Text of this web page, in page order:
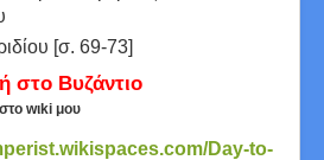
[σ. 69-73]
στο Βυζάντιο
στο wιki μου
Day-to-